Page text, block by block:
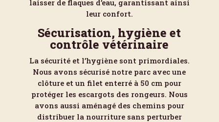
laisser de flaques d’eau, garantissant ainsi
leur confort.
Sécurisation, hygiène et
contrôle vétérinaire
La sécurité et l’hygiène sont primordiales.
Nous avons sécurisé notre parc avec une
clôture et un filet enterré à 50 cm pour
protéger les escargots des rongeurs. Nous
avons aussi aménagé des chemins pour
distribuer la nourriture sans perturber